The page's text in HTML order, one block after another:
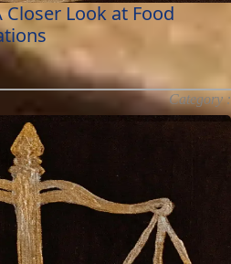
Look at Food
Category :